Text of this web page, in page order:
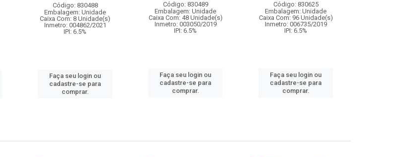
Código: 830488
Embalagem: Unidade
Caixa Com: 8 Unidade(s)
Inmetro: 004862/2021
IPI: 6.5%
Faça seu login ou
cadastre-se para
comprar.
Código: 830489
Embalagem: Unidade
Caixa Com: 48 Unidade(s)
Inmetro: 003050/2019
IPI: 6.5%
Faça seu login ou
cadastre-se para
comprar.
Código: 830625
Embalagem: Unidade
Caixa Com: 96 Unidade(s)
Inmetro: 006735/2019
IPI: 6.5%
Faça seu login ou
cadastre-se para
comprar.